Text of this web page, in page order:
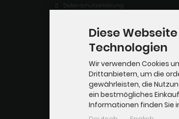
Datenschutzerklärung
Impressum
Widerrufsrecht
Cookie Einstellungen
Diese
Technologien
Wir verwenden Cookies
Drittanbietern, um die
gewährleisten, die
ein bestmögliches
Informationen finden Sie